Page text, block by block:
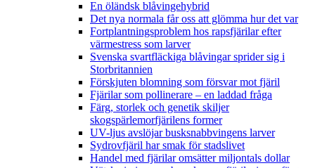
En öländsk blåvingehybrid
Det nya normala får oss att glömma hur det var
Fortplantningsproblem hos rapsfjärilar efter
värmestress som larver
Svenska svartfläckiga blåvingar sprider sig i
Storbritannien
Förskjuten blomning som försvar mot fjäril
Fjärilar som pollinerare – en laddad fråga
Färg, storlek och genetik skiljer
skogspärlemorfjärilens former
UV-ljus avslöjar busksnabbvingens larver
Sydrovfjäril har smak för stadslivet
Handel med fjärilar omsätter miljontals dollar